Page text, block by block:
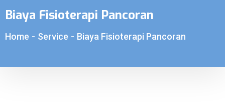
Biaya Fisioterapi Pancoran
Home - Service - Biaya Fisioterapi Pancoran